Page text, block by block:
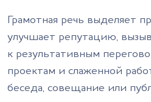
Грамотная речь выделяет
улучшает репутацию,
к результативным
проектам и слаженной
беседа, совещание или